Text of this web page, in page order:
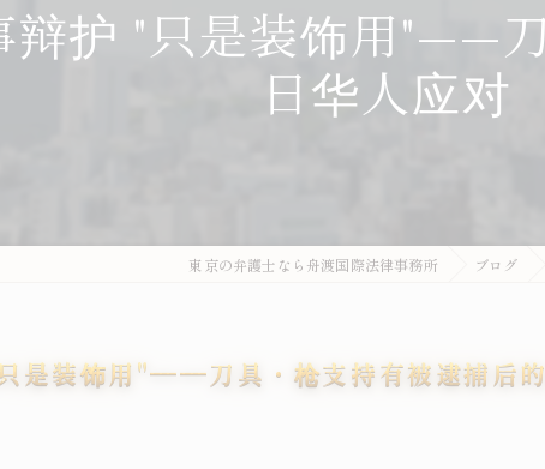
辩护 "只是装饰用"——
日华人应对
東京の弁護士なら舟渡国際法律事務所 ブログ
是装饰用"——刀具・枪支持有被逮捕后